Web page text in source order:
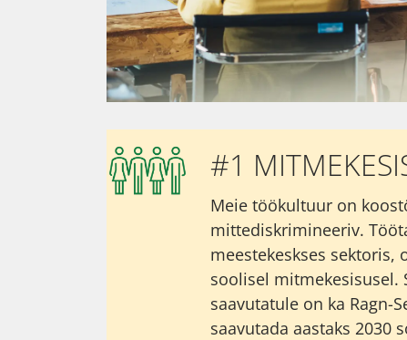
#1
Meie töökultuur on
mittediskrimineeriv.
meestekeskses sektoris,
soolisel mitmekesisusel.
saavutatule on ka Ragn-
saavutada aastaks 2030